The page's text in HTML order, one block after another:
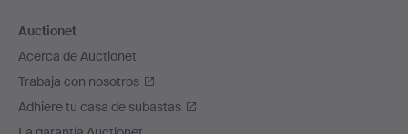
Auctionet
Acerca de Auctionet
Trabaja con nosotros
Adhiere tu casa de subastas